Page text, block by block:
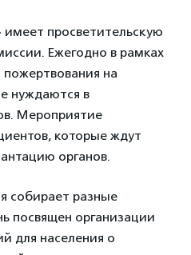
просветительскую
Ежегодно в рамках
на
нуждаются в
Мероприятие
которые ждут
органов.
собирает разные
посвящен организации
для населения о